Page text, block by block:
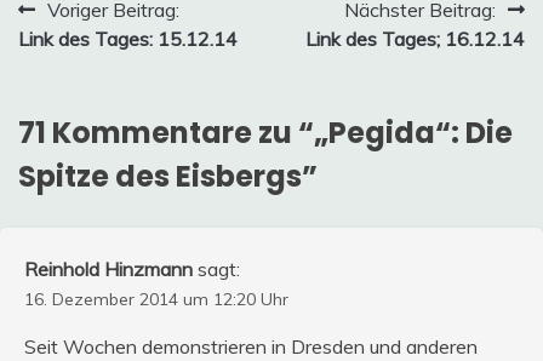
Beitragsnavigation
Voriger Beitrag:
Link des Tages: 15.12.14
Nächster Beitrag:
Link des Tages; 16.12.14
71 Kommentare zu “„Pegida“: Die
Spitze des Eisbergs”
Reinhold Hinzmann sagt:
16. Dezember 2014 um 12:20 Uhr
Seit Wochen demonstrieren in Dresden und anderen